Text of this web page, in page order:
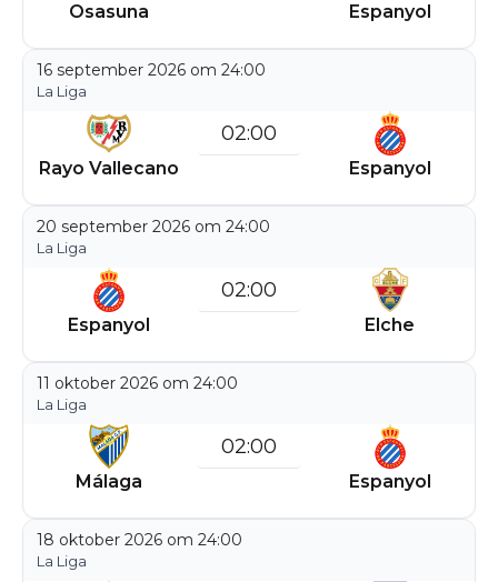
Osasuna Espanyol
16 september 2026 om 24:00
La Liga
Rayo Vallecano
02:00
Espanyol
20 september 2026 om 24:00
La Liga
Espanyol
02:00
Elche
11 oktober 2026 om 24:00
La Liga
Málaga
02:00
Espanyol
18 oktober 2026 om 24:00
La Liga